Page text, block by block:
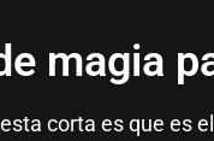
magia
corta es que es